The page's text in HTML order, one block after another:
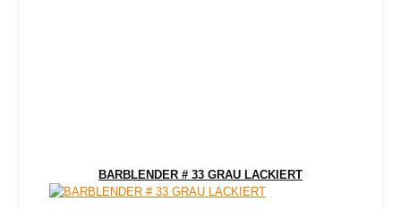
BARBLENDER # 33 GRAU LACKIERT